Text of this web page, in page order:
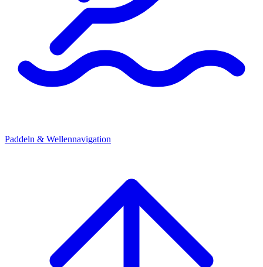
Paddeln & Wellennavigation